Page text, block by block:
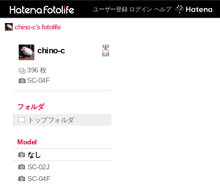
ユーザー登録 ログイン ヘルプ
chino-c's fotolife
chino-c
396 枚
SC-04F
フォルダ
トップフォルダ
Model
なし
SC-02J
SC-04F